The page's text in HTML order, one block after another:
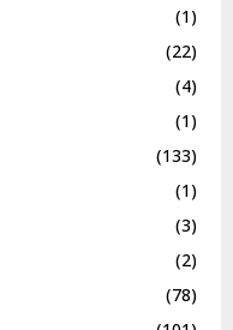
(1)
(22)
(4)
(1)
(133)
(1)
(3)
(2)
(78)